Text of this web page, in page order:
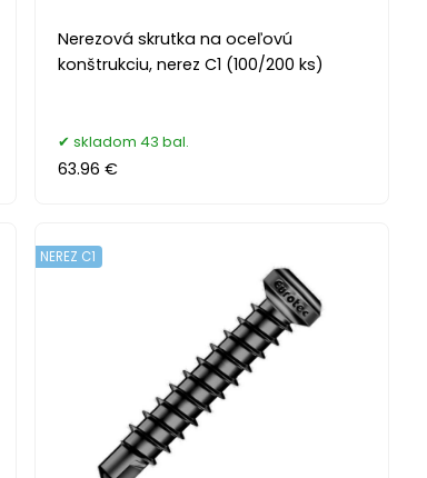
Nerezová skrutka na oceľovú
konštrukciu, nerez C1 (100/200 ks)
skladom 43 bal.
63.96 €
NEREZ C1